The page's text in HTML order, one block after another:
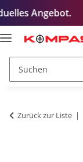
Zurück zur Liste